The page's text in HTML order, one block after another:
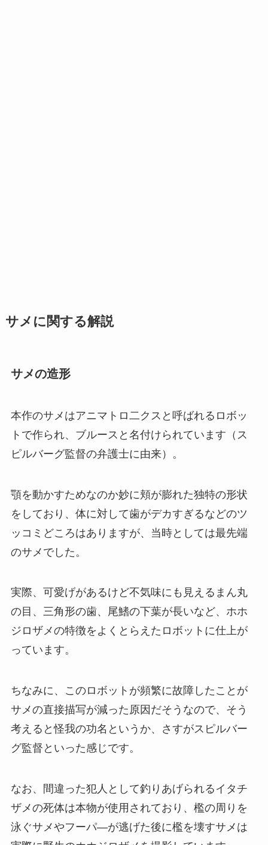
サメに関する解説
サメの造形
本作のサメはアニマトロ二クスと呼ばれるロボッ
トで作られ、ブルースと名付けられています（ス
ピルバーグ監督の弁護士に由来）。
顎を動かすためなのか妙に頬が膨れた独特の形状
をしており、体に対して歯がデカすぎるなどのツ
ッコミどころはありますが、当時としては最先端
のサメでした。
実際、可愛げがあるけど不気味にも見えるまん丸
の目、三角形の歯、尾鰭の下葉が長いなど、ホホ
ジロザメの特徴をよくとらえたロボットに仕上が
っています。
ちなみに、このロボットが頻繁に故障したことが
サメの直接描写が減った原因だそうなので、そう
考えると怪我の功名というか、さすがスピルバー
グ監督といった感じです。
なお、間違った犯人として釣りあげられるイタチ
ザメの死体は本物が使用されており、檻の周りを
泳ぐサメやフーパ―が逃げた後に檻を壊すサメは